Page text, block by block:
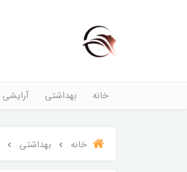
خانه بهداشتی آرایشی
خانه بهداشتی